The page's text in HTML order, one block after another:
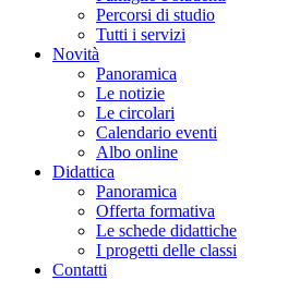
Percorsi di studio
Tutti i servizi
Novità
Panoramica
Le notizie
Le circolari
Calendario eventi
Albo online
Didattica
Panoramica
Offerta formativa
Le schede didattiche
I progetti delle classi
Contatti